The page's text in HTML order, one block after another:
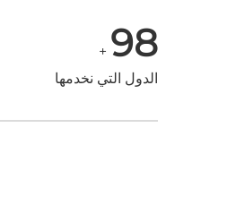
100
الدول التي نخدمها